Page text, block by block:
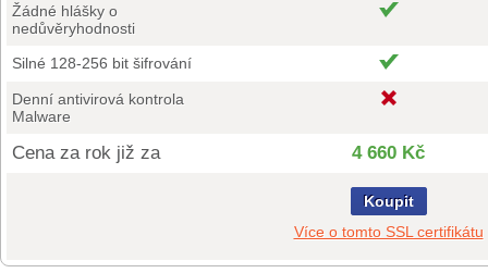
Žádné hlášky o
nedůvěryhodnosti
Silné 128-256 bit šifrování
Denní antivirová kontrola
Malware
Cena za rok již za 4 660 Kč
Koupit
Více o tomto SSL certifikátu